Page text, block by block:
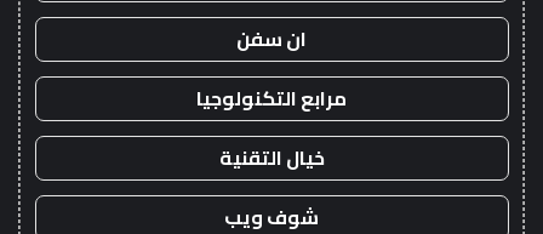
ان سفن
مرابع التكنولوجيا
خيال التقنية
شوف ويب